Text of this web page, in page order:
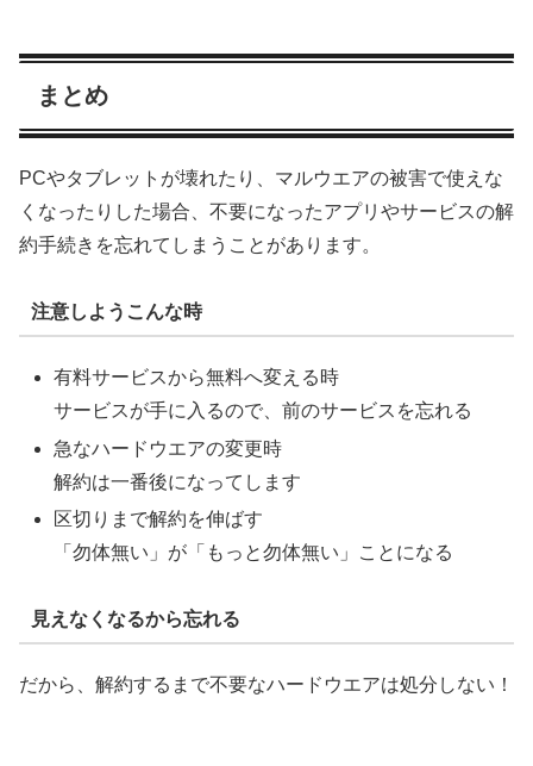
まとめ
PCやタブレットが壊れたり、マルウエアの被害で使えな
くなったりした場合、不要になったアプリやサービスの解
約手続きを忘れてしまうことがあります。
注意しようこんな時
有料サービスから無料へ変える時
サービスが手に入るので、前のサービスを忘れる
急なハードウエアの変更時
解約は一番後になってします
区切りまで解約を伸ばす
「勿体無い」が「もっと勿体無い」ことになる
見えなくなるから忘れる
だから、解約するまで不要なハードウエアは処分しない！